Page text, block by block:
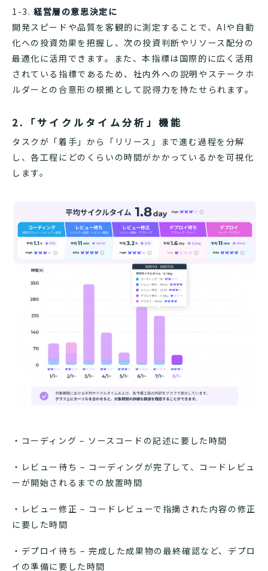
1-3. 経営層の意思決定に
開発スピードや品質を客観的に測定することで、AIや自動
化への投資効果を把握し、次の投資判断やリソース配分の
最適化に活用できます。また、本指標は国際的に広く活用
されている指標であるため、社内外への説明やステークホ
ルダーとの合意形の根拠として説得力を持たせられます。
2.「サイクルタイム分析」機能
タスクが「着手」から「リリース」まで進む過程を分解
し、各工程にどのくらいの時間がかかっているかを可視化
します。
・コーディング – ソースコードの記述に要した時間
・レビュー待ち – コーディングが完了して、コードレビュ
ーが開始されるまでの放置時間
・レビュー修正 – コードレビューで指摘された内容の修正
に要した時間
・デプロイ待ち – 完成した成果物の最終確認など、デプロ
イの準備に要した時間